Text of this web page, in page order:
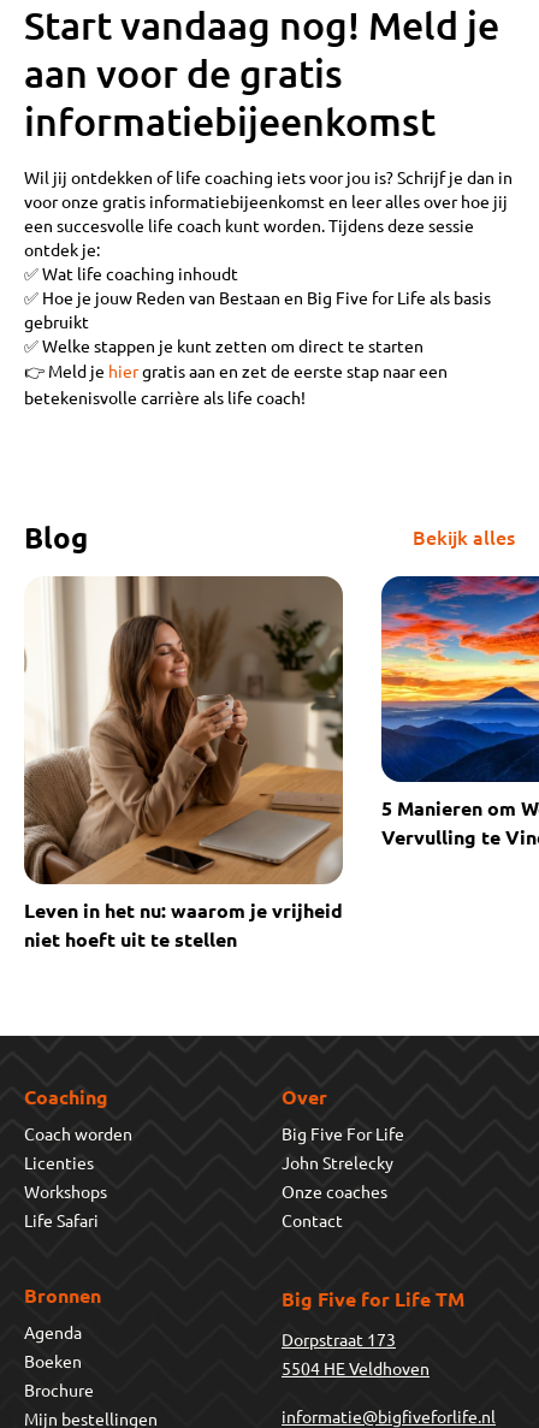
Start vandaag nog! Meld je
aan voor de gratis
informatiebijeenkomst
Wil jij ontdekken of life coaching iets voor jou is? Schrijf je dan in
voor onze gratis informatiebijeenkomst en leer alles over hoe jij
een succesvolle life coach kunt worden. Tijdens deze sessie
ontdek je:
✅ Wat life coaching inhoudt
✅ Hoe je jouw Reden van Bestaan en Big Five for Life als basis
gebruikt
✅ Welke stappen je kunt zetten om direct te starten
👉 Meld je hiergratis aan en zet de eerste stap naar een
betekenisvolle carrière als life coach!
Blog Bekijk alles
Leven in het nu: waarom je vrijheid
niet hoeft uit te stellen
5 Manieren om
Vervulling te
Big Five for Life TM
Dorpstraat 173
5504 HE Veldhoven
informatie@bigfiveforlife.nl
Coaching
Coach worden
Licenties
Workshops
Life Safari
Over
Big Five For Life
John Strelecky
Onze coaches
Contact
Bronnen
Agenda
Boeken
Brochure
Mijn bestellingen